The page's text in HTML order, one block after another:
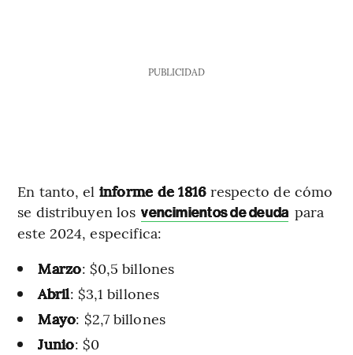
PUBLICIDAD
En tanto, el informe de 1816 respecto de cómo
se distribuyen los vencimientos de deuda para
este 2024, especifica:
Marzo: $0,5 billones
Abril: $3,1 billones
Mayo: $2,7 billones
Junio: $0